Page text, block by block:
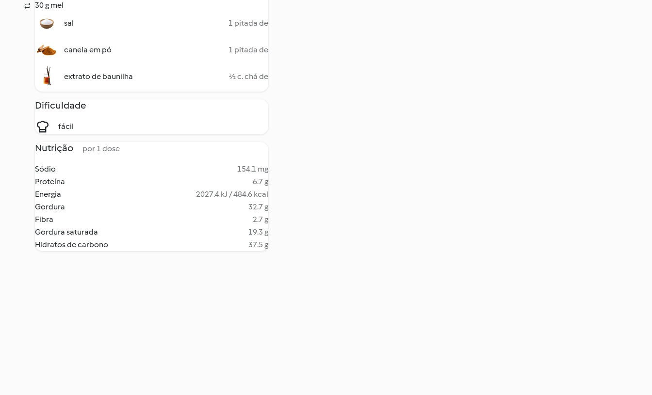
30 g mel
sal
1 pitada de
canela em pó 1 pitada de
extrato de baunilha ½ c. chá de
Dificuldade
fácil
Nutrição por 1 dose
Sódio
154.1 mg
Proteína
6.7 g
Energia
2027.4 kJ / 484.6 kcal
Gordura
32.7 g
Fibra
2.7 g
Gordura saturada
19.3 g
Hidratos de carbono
37.5 g